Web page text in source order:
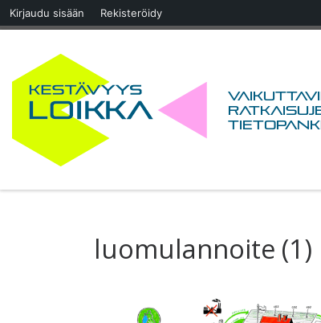
Kirjaudu sisään Rekisteröidy
Skip to content
luomulannoite (1)